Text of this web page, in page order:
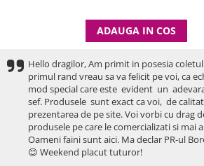
ADAUGA IN COS
Hello dragilor, Am primit in posesia
primul rand vreau sa va felicit pe voi, ca
mod special care este evident un
sef. Produsele sunt exact ca voi, de
prezentarea de pe site. Voi vorbi cu drag
produsele pe care le comercializati si mai
Oameni faini sunt aici. Ma declar PR-ul
😊 Weekend placut tuturor!